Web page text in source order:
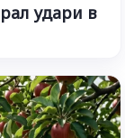
удари в